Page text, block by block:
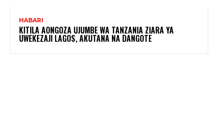
HABARI
KITILA AONGOZA UJUMBE WA TANZANIA ZIARA YA
UWEKEZAJI LAGOS, AKUTANA NA DANGOTE